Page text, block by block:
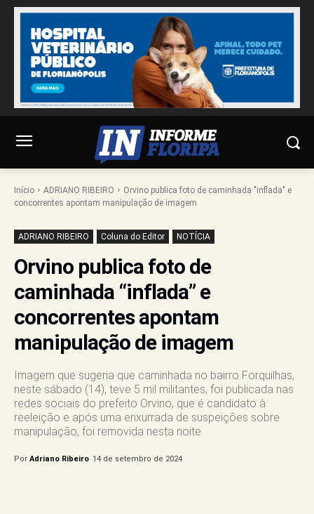
Início ADRIANO RIBEIRO
Orvino publica foto de caminhada "inflada" e
concorrentes apontam manipulação de imagem
ADRIANO RIBEIRO Coluna do Editor NOTÍCIA
Orvino publica foto de
caminhada “inflada” e
concorrentes apontam
manipulação de imagem
Imagem que sugeria que caminhada no bairro Forquilhas,
neste sábado (14), teve 5 mil militantes, foi publicada nas
redes sociais do prefeito Orvino, que é candidato à
reeleição e após uma enxurrada de suspeições sobre
manipulação, foi removida nesta noite
Por Adriano Ribeiro 14 de setembro de 2024